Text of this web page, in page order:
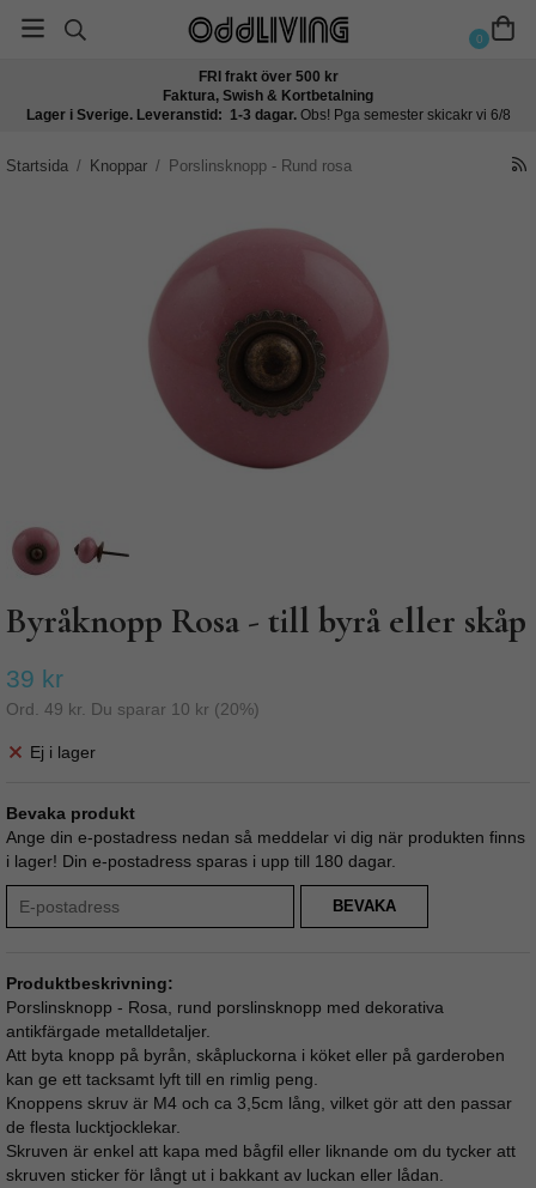
0
FRI frakt över 500 kr
Faktura, Swish & Kortbetalning
Lager i Sverige. Leveranstid: 1-3 dagar. Obs! Pga semester skicakr vi 6/8
Startsida / Knoppar / Porslinsknopp - Rund rosa
Byråknopp Rosa - till byrå eller skåp
39 kr
Ord. 49 kr . Du sparar 10 kr (20%)
Ej i lager
Bevaka produkt
Ange din e-postadress nedan så meddelar vi dig när produkten finns
i lager! Din e-postadress sparas i upp till 180 dagar.
BEVAKA
Produktbeskrivning:
Porslinsknopp - Rosa, rund porslinsknopp med dekorativa
antikfärgade metalldetaljer.
Att byta knopp på byrån, skåpluckorna i köket eller på garderoben
kan ge ett tacksamt lyft till en rimlig peng.
Knoppens skruv är M4 och ca 3,5cm lång, vilket gör att den passar
de flesta lucktjocklekar.
Skruven är enkel att kapa med bågfil eller liknande om du tycker att
skruven sticker för långt ut i bakkant av luckan eller lådan.